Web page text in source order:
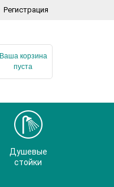
Регистрация
Ваша корзина
пуста
Душевые
стойки